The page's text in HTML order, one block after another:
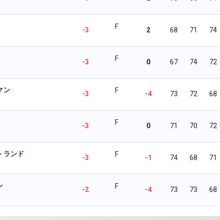
-3 F 2 68 71 74
-3 F 0 67 74 72
ン -3 F -4 73 72 68
-3 F 0 71 70 72
ランド -3 F -1 74 68 71
-2 F -4 73 73 68